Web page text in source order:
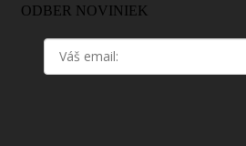
ODBER NOVINIEK